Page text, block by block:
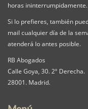
horas ininterrumpidamente.
Si lo prefieres, también
mail cualquier día de la
atenderá lo antes posible.
RB Abogados
Calle Goya, 30. 2º Derecha.
28001. Madrid.